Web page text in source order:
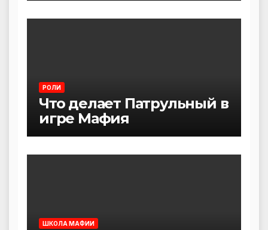
РОЛИ
Что делает Патрульный в
игре Мафия
ШКОЛА МАФИИ